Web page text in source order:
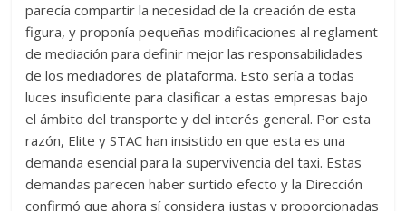
parecía compartir la necesidad de la creación de esta
figura, y proponía pequeñas modificaciones al reglament
de mediación para definir mejor las responsabilidades
de los mediadores de plataforma. Esto sería a todas
luces insuficiente para clasificar a estas empresas bajo
el ámbito del transporte y del interés general. Por esta
razón, Elite y STAC han insistido en que esta es una
demanda esencial para la supervivencia del taxi. Estas
demandas parecen haber surtido efecto y la Dirección
confirmó que ahora sí considera justas y proporcionadas